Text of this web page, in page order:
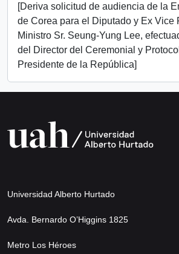
[Deriva solicitud de audiencia de la
de Corea para el Diputado y Ex Vice
Ministro Sr. Seung-Yung Lee,
del Director del Ceremonial y
Presidente de la República]
Universidad Alberto Hurtado
Avda. Bernardo O’Higgins 1825
Metro Los Héroes